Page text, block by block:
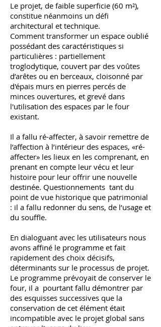
Le projet, de faible superficie (60 m²),
constitue néanmoins un défi
architectural et technique.
Comment transformer un espace oublié
possédant des caractéristiques si
particulières : partiellement
troglodytique, couvert par des voûtes
d’arêtes ou en berceaux, cloisonné par
d'épais murs en pierres percés de
minces ouvertures, et grevé dans
l'utilisation des espaces par le four
existant.
Il a fallu ré-affecter, à savoir remettre de
l’affection à l’intérieur des espaces, «ré-
affecter» les lieux en les comprenant, en
prenant en compte leur vécu et leur
histoire pour leur offrir une nouvelle
destinée. Questionnements tant du
point de vue historique que patrimonial
: il a fallu redonner du sens, de l’usage et
du souffle.
En dialoguant avec les utilisateurs nous
avons affiné le programme et fait
rapidement des choix décisifs,
déterminants sur le processus de projet.
Le programme prévoyait de conserver le
four, il a pourtant fallu démontrer par
des esquisses successives que la
conservation de cet élément était
incompatible avec le projet global sans